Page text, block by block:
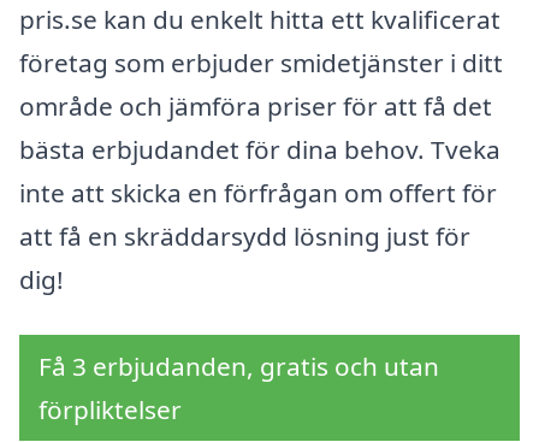
pris.se kan du enkelt hitta ett kvalificerat
företag som erbjuder smidetjänster i ditt
område och jämföra priser för att få det
bästa erbjudandet för dina behov. Tveka
inte att skicka en förfrågan om offert för
att få en skräddarsydd lösning just för
dig!
Få 3 erbjudanden, gratis och utan
förpliktelser